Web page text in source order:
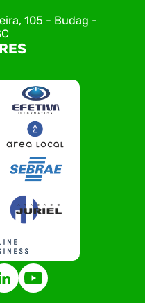
105 - Budag -